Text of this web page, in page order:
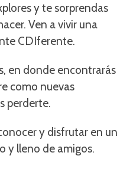
y te sorprendas
Ven a vivir una
CDIferente.
en donde encontrarás
como nuevas
perderte.
y disfrutar en un
y lleno de amigos.